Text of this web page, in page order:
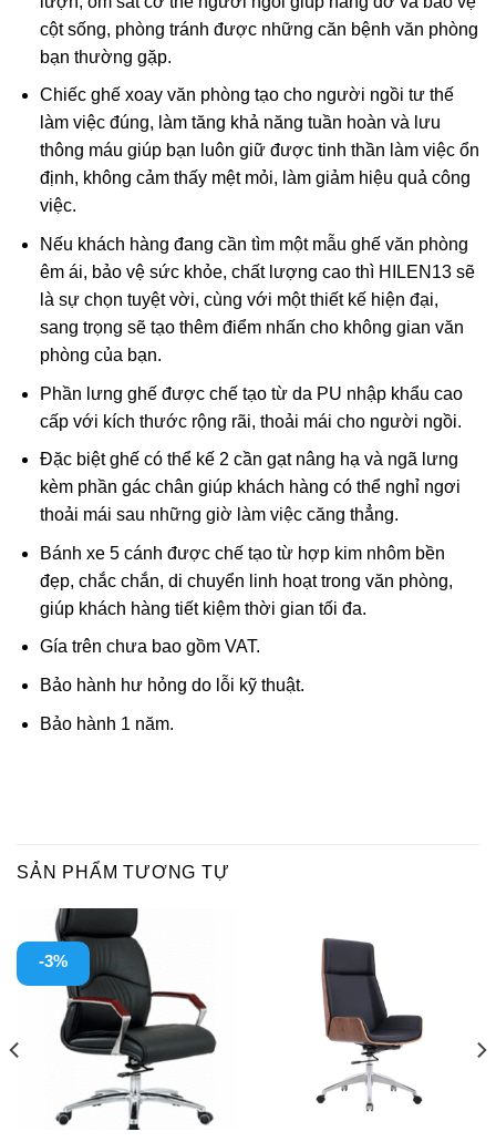
cột sống, phòng tránh được những căn bệnh văn phòng
bạn thường gặp.
Chiếc ghế xoay văn phòng tạo cho người ngồi tư thế
làm việc đúng, làm tăng khả năng tuần hoàn và lưu
thông máu giúp bạn luôn giữ được tinh thần làm việc ổn
định, không cảm thấy mệt mỏi, làm giảm hiệu quả công
việc.
Nếu khách hàng đang cần tìm một mẫu ghế văn phòng
êm ái, bảo vệ sức khỏe, chất lượng cao thì HILEN13 sẽ
là sự chọn tuyệt vời, cùng với một thiết kế hiện đại,
sang trọng sẽ tạo thêm điểm nhấn cho không gian văn
phòng của bạn.
Phần lưng ghế được chế tạo từ da PU nhập khẩu cao
cấp với kích thước rộng rãi, thoải mái cho người ngồi.
Đặc biệt ghế có thể kế 2 cần gạt nâng hạ và ngã lưng
kèm phần gác chân giúp khách hàng có thể nghỉ ngơi
thoải mái sau những giờ làm việc căng thẳng.
Bánh xe 5 cánh được chế tạo từ hợp kim nhôm bền
đẹp, chắc chắn, di chuyển linh hoạt trong văn phòng,
giúp khách hàng tiết kiệm thời gian tối đa.
Gía trên chưa bao gồm VAT.
Bảo hành hư hỏng do lỗi kỹ thuật.
Bảo hành 1 năm.
SẢN PHẨM TƯƠNG TỰ
-3%